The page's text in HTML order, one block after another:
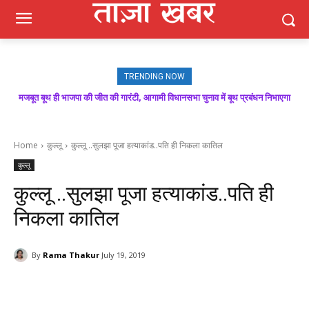
TRENDING NOW
मजबूत बूथ ही भाजपा की जीत की गारंटी, आगामी विधानसभा चुनाव में बूथ प्रबंधन निभाएगा
Home कुल्लू कुल्लू ..सुलझा पूजा हत्याकांड..पति ही निकला कातिल
कुल्लू
कुल्लू ..सुलझा पूजा हत्याकांड..पति ही
निकला कातिल
By Rama Thakur July 19, 2019